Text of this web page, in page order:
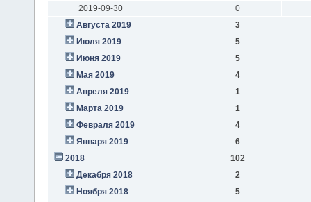
2019-09-30
0
Августа 2019
3
Июля 2019
5
Июня 2019
5
Мая 2019
4
Апреля 2019
1
Марта 2019
1
Февраля 2019
4
Января 2019
6
2018
102
Декабря 2018
2
Ноября 2018
5